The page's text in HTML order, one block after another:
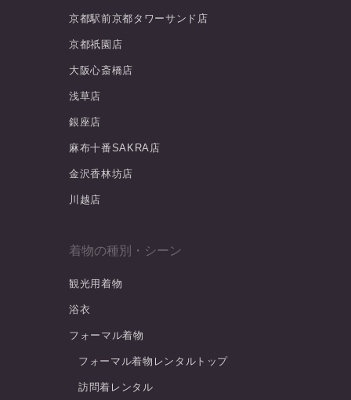
京都駅前京都タワーサンド店
京都祇園店
大阪心斎橋店
浅草店
銀座店
麻布十番SAKRA店
金沢香林坊店
川越店
着物の種別・シーン
観光用着物
浴衣
フォーマル着物
フォーマル着物レンタルトップ
訪問着レンタル